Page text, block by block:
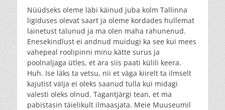
Nüüdseks oleme läbi käinud juba kolm Tallinna
ligiduses olevat saart ja oleme kordades hullemat
lainetust talunud ja ma olen maha rahunenud.
Enesekindlust ei andnud muidugi ka see kui mees
vahepeal roolipinni minu kätte surus ja
poolnaljaga ütles, et ära siis paati külili keera.
Huh. Ise läks ta vetsu, nii et väga kiirelt ta ilmselt
kajutist välja ei oleks saanud tulla kui midagi
valesti oleks olnud. Tagantjärgi tean, et ma
pabistasin täielikult ilmaasjata. Meie Muuseumil